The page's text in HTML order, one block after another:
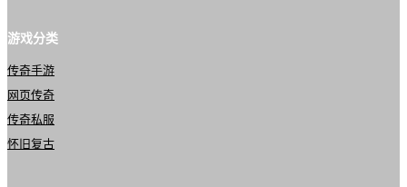
游戏分类
传奇手游
网页传奇
传奇私服
怀旧复古